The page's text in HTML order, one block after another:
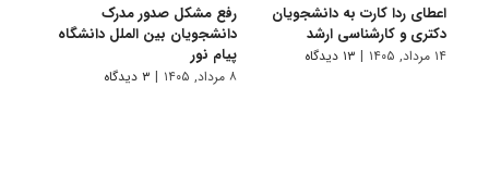
اعطای ردا کارت به دانشجویان
دکتری و کارشناسی ارشد
۱۴ مرداد, ۱۴۰۵ | ۱۳ دیدگاه
رفع مشکل صدور مدرک
دانشجویان بین الملل دانشگاه
پیام نور
۸ مرداد, ۱۴۰۵ | ۳ دیدگاه